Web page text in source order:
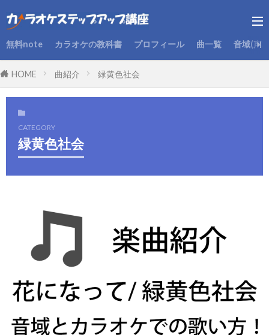
無料note カラオケの教科書 プロフィール 曲一覧 音域(声
HOME 曲紹介 緑黄色社会
CATEGORY
緑黄色社会